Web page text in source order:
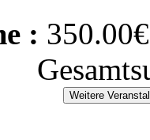
: 350.00€
Weitere